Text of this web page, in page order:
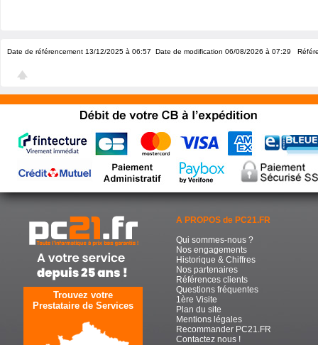
Date de référencement 13/12/2025 à 06:57 Date de modification 06/08/2026 à 07:29
Trouvez votre
Prestataire de Services
A PROPOS de PC21.FR
Qui sommes-nous ?
Nos engagements
Historique & Chiffres
Nos partenaires
Références clients
Questions fréquentes
1ère Visite
Plan du site
Mentions légales
Recommander PC21.FR
Contactez nous !